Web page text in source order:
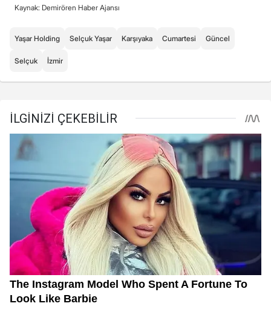
Kaynak: Demirören Haber Ajansı
Yaşar Holding Selçuk Yaşar Karşıyaka Cumartesi Güncel
Selçuk İzmir